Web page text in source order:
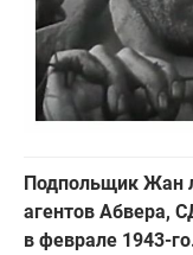
Подпольщик Жан
агентов Абвера,
в феврале 1943-